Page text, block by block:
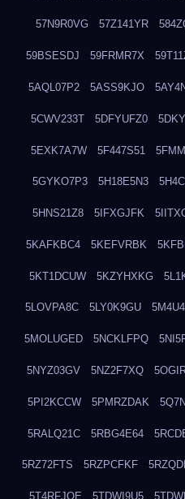
57N9R0VG 57Z141YR
59BSESDJ 59FRMR7X
5AQL07P2 5ASS9KJO
5CWV233T 5DFYUFZ0
5EXK7A7W 5F447S51
5GYKO7P3 5H18E5N3
5HNS21Z8 5IFXGJFK
5KAFKBC4 5KEFVRBK
5KT1DCUW 5KZYHXKG
5LOVPA8C 5LY0K9GU
5MOLUGED 5NCKLFPQ
5NYZ03GV 5NZ2F7XQ
5PI2KCCW 5PMRZDAK
5RALQ21C 5RBG4E64
5RZ72FTS 5RZPCFKF
5T4RFJQE 5TDWI9U5